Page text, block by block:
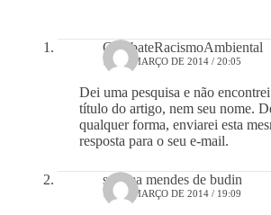
CombateRacismoAmbiental
14 DE MARÇO DE 2014 / 20:05
Dei uma pesquisa e não
título do artigo, nem seu nome.
qualquer forma, enviarei esta
resposta para o seu e-mail.
sulema mendes de budin
14 DE MARÇO DE 2014 / 19:09